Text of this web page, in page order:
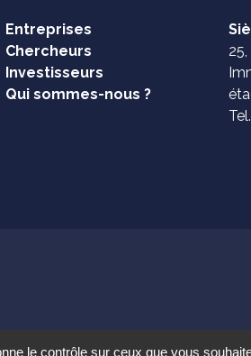
le contrôle sur ceux que vous
Entreprises
Chercheurs
Investisseurs
Qui sommes-nous ?